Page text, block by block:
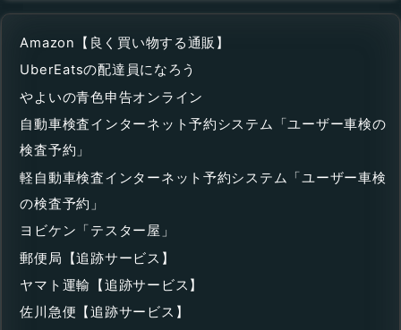
Amazon【良く買い物する通販】
UberEatsの配達員になろう
やよいの青色申告オンライン
自動車検査インターネット予約システム「ユーザー車検の
検査予約」
軽自動車検査インターネット予約システム「ユーザー車検
の検査予約」
ヨビケン「テスター屋」
郵便局【追跡サービス】
ヤマト運輸【追跡サービス】
佐川急便【追跡サービス】